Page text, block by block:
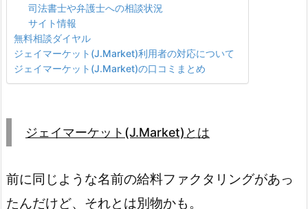
司法書士や弁護士への相談状況
サイト情報
無料相談ダイヤル
ジェイマーケット(J.Market)利用者の対応について
ジェイマーケット(J.Market)の口コミまとめ
ジェイマーケット(J.Market)とは
前に同じような名前の給料ファクタリングがあっ
たんだけど、それとは別物かも。